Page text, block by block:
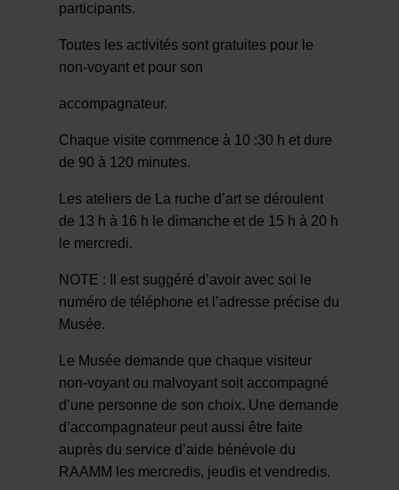
participants.
Toutes les activités sont gratuites pour le
non-voyant et pour son
accompagnateur.
Chaque visite commence à 10 :30 h et dure
de 90 à 120 minutes.
Les ateliers de La ruche d’art se déroulent
de 13 h à 16 h le dimanche et de 15 h à 20 h
le mercredi.
NOTE : Il est suggéré d’avoir avec soi le
numéro de téléphone et l’adresse précise du
Musée.
Le Musée demande que chaque visiteur
non-voyant ou malvoyant soit accompagné
d’une personne de son choix. Une demande
d’accompagnateur peut aussi être faite
auprès du service d’aide bénévole du
RAAMM les mercredis, jeudis et vendredis.